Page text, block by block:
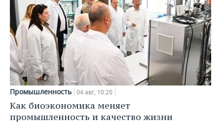
Промышленность 04 авг, 10:20
Как биоэкономика меняет
промышленность и качество жизни